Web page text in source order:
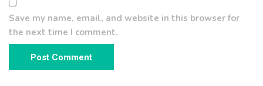
Save my name, email, and website in this browser for
the next time I comment.